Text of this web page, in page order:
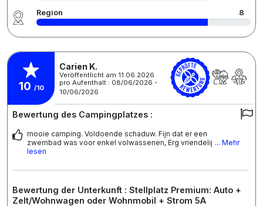
Region 8
10 /10
Carien K.
Veröffentlicht am 11.06.2026
pro Aufenthalt : 08/06/2026 -
10/06/2026
Bewertung des Campingplatzes :
mooie camping. Voldoende schaduw. Fijn dat er een
zwembad was voor enkel volwassenen, Erg vriendelij ... Mehr
lesen
Bewertung der Unterkunft : Stellplatz Premium: Auto +
Zelt/Wohnwagen oder Wohnmobil + Strom 5A